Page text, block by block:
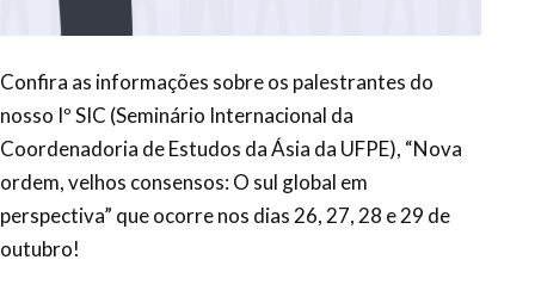
Confira as informações sobre os palestrantes do
nosso Iº SIC (Seminário Internacional da
Coordenadoria de Estudos da Ásia da UFPE), “Nova
ordem, velhos consensos: O sul global em
perspectiva” que ocorre nos dias 26, 27, 28 e 29 de
outubro!